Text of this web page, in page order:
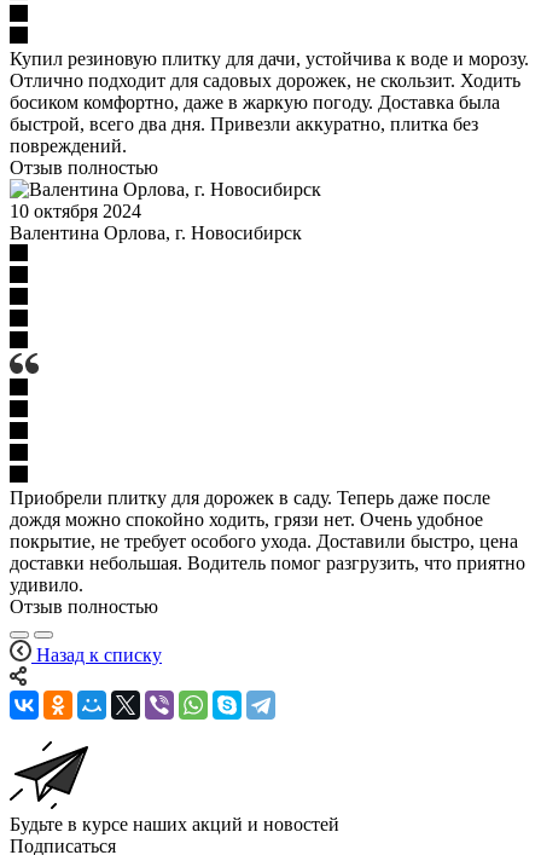
Купил резиновую плитку для дачи, устойчива к воде и морозу.
Отлично подходит для садовых дорожек, не скользит. Ходить
босиком комфортно, даже в жаркую погоду. Доставка была
быстрой, всего два дня. Привезли аккуратно, плитка без
повреждений.
Отзыв полностью
10 октября 2024
Валентина Орлова, г. Новосибирск
Приобрели плитку для дорожек в саду. Теперь даже после
дождя можно спокойно ходить, грязи нет. Очень удобное
покрытие, не требует особого ухода. Доставили быстро, цена
доставки небольшая. Водитель помог разгрузить, что приятно
удивило.
Отзыв полностью
Назад к списку
Будьте в курсе наших акций и новостей
Подписаться